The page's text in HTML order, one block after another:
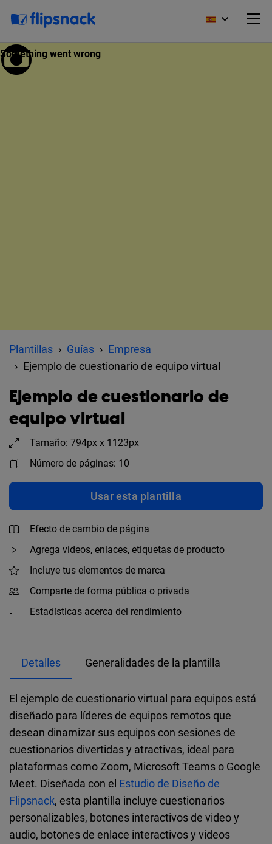
Plantillas Guías
Empresa
Ejemplo de cuestionario de equipo virtual
Ejemplo de cuestionario de
equipo virtual
Tamaño: 794px x 1123px
Número de páginas: 10
Usar esta plantilla
Efecto de cambio de página
Agrega videos, enlaces, etiquetas de producto
Incluye tus elementos de marca
Comparte de forma pública o privada
Estadísticas acerca del rendimiento
Detalles Generalidades de la plantilla
El ejemplo de cuestionario virtual para equipos está
diseñado para líderes de equipos remotos que
desean dinamizar sus equipos con sesiones de
cuestionarios divertidas y atractivas, ideal para
plataformas como Zoom, Microsoft Teams o Google
Meet. Diseñada con el Estudio de Diseño de
Flipsnack, esta plantilla incluye cuestionarios
personalizables, botones interactivos de video y
audio, botones de enlace interactivos y videos